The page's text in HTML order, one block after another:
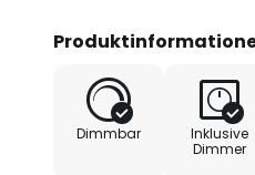
Via
um
App
Dimmbar
Inklusive
Dimmer